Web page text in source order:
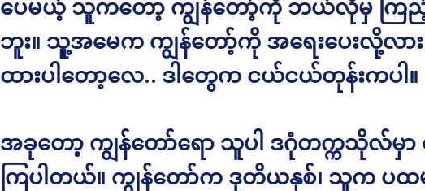
ပေမယ့် သူကတော့ ကျွန်တော့်ကို ဘယ်လိုမှ ကြည့်
ဘူး။ သူ့အမေက ကျွန်တော့်ကို အရေးပေးလို့လား
ထားပါတော့လေ.. ဒါတွေက ငယ်ငယ်တုန်းကပါ။
အခုတော့ ကျွန်တော်ရော သူပါ ဒဂုံတက္ကသိုလ်မှ
ကြပါတယ်။ ကျွန်တော်က ဒုတိယနှစ်၊ သူက ပထ